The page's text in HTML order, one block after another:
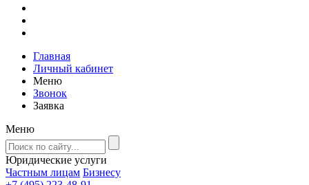
Главная
Личный кабинет
Меню
Звонок
Заявка
Меню
Юридические услуги
Частным лицам Бизнесу